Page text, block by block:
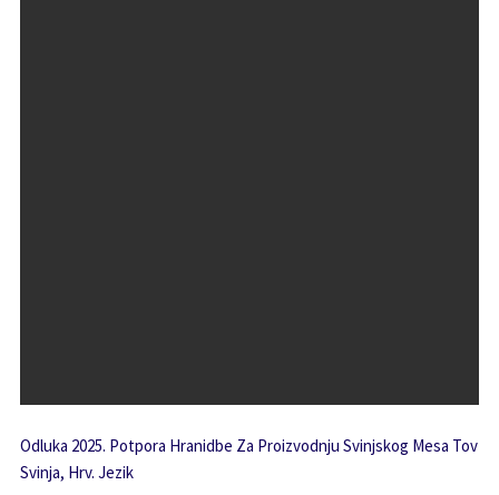
Odluka 2025. Potpora Hranidbe Za Proizvodnju Svinjskog Mesa Tov
Svinja, Hrv. Jezik